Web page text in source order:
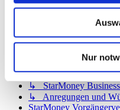
Nur
↳ StarMoney App für
↳ StarMoney App für
StarMoney Business 12
↳ Allgemeine Fragen
↳ Installation von
↳ Bedienung von
↳ StarMoney
↳ Anregungen und
StarMoney